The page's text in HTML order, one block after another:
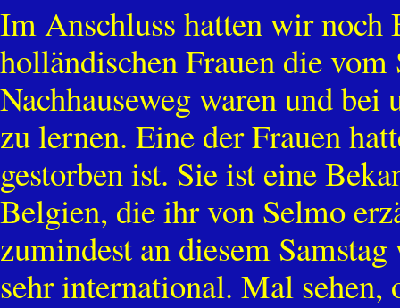
Im Anschluss hatten wir noch
holländischen Frauen die
Nachhauseweg waren und
zu lernen. Eine der Frauen
gestorben ist. Sie ist eine
Belgien, die ihr von Selmo
zumindest an diesem
sehr international. Mal